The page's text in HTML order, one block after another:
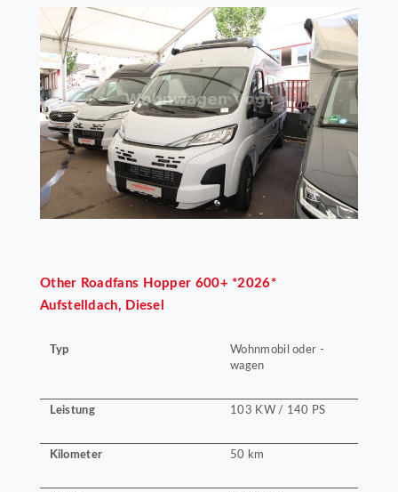
Other Roadfans Hopper 600+ *2026*
Aufstelldach, Diesel
Typ
Wohnmobil oder -
wagen
Leistung 103 KW / 140 PS
Kilometer 50 km